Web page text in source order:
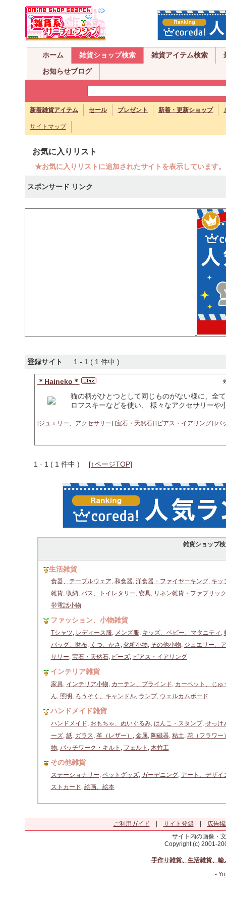
ホーム 雑貨ショップ検索 雑貨アイテム検索
お知らせブログ
新着雑貨アイテム セール プレゼント 新着・更新ショップ
サイトマップ
お気に入りリスト
★お気に入りリストに追加されたサイトを表示しています
スポンサード リンク
登録サイト 1 - 1 ( 1 件中 )
＊Haineko＊
猫の柄がひとつとして同じものがない様に、全
ロフスキーなどを使い、 様々なアクセサリーや
[ジュエリー、アクセサリー] [宝石・天然石] [ピアス・イアリング] [バ
1 - 1 ( 1 件中 ) [↑ページTOP]
雑貨ショップ
生活雑貨
食器、テーブルウェア, 和食器, 洋食器・ファイヤーキング, キッ
雑貨, 収納, バス、トイレタリー, 寝具, リネン雑貨・ファブリック
帯電話小物
ファッション、小物雑貨
Tシャツ, レディース服, メンズ服, キッズ、ベビー、マタニティ ,
バッグ、財布, くつ、かさ , 化粧小物, その他小物, ジュエリー、
サリー, 宝石・天然石, ビーズ, ピアス・イアリング
インテリア雑貨
家具, インテリア小物, カーテン、ブラインド, カーペット、じゅ
ん, 照明 , ろうそく、キャンドル, ランプ, ウェルカムボード
ハンドメイド雑貨
ハンドメイド, おもちゃ、ぬいぐるみ, はんこ・スタンプ, せっけ
ーズ, 紙, ガラス, 革（レザー） , 金属, 陶磁器, 粘土, 花（フラワー
物, パッチワーク・キルト , フェルト , 木竹工
その他雑貨
ステーショナリー, ペットグッズ, ガーデニング, アート、デザイ
ストカード, 絵画、絵本
ご利用ガイド サイト登録|
広告
サイト内の画像・
Copyright (c) 2001-
手作り雑貨、生活雑貨、
-